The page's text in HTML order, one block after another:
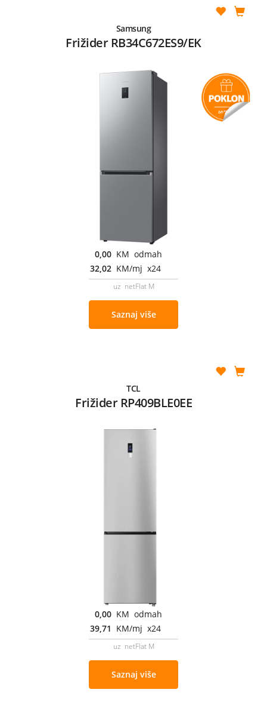
Samsung
Frižider RB34C672ES9/EK
0,00 KM odmah
32,02 KM/mj x24
uz netFlat M
Saznaj više
TCL
Frižider RP409BLE0EE
0,00 KM odmah
39,71 KM/mj x24
uz netFlat M
Saznaj više